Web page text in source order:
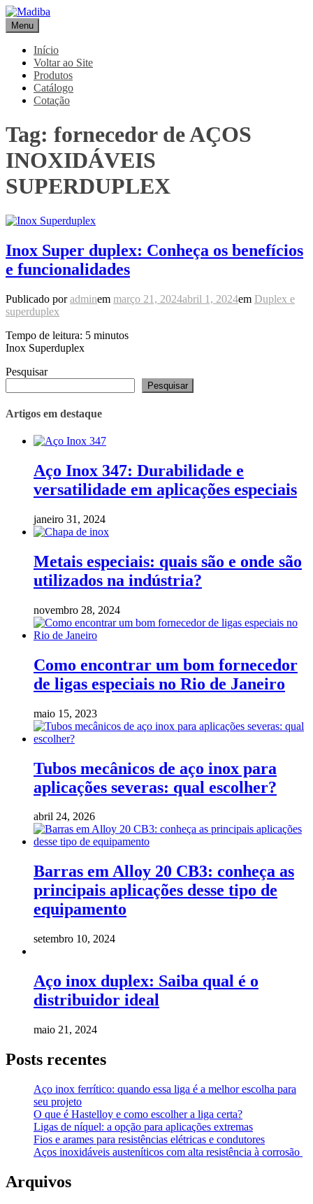
Pular
para
o
conteúdo
Madiba
Líder de Importação e Distribuição de Ligas Especiais
Menu
Início
Voltar ao Site
Produtos
Catálogo
Cotação
Tag: fornecedor de AÇOS
INOXIDÁVEIS
SUPERDUPLEX
Inox Super duplex: Conheça os benefícios
e funcionalidades
Publicado poradminem março 21, 2024abril 1, 2024em Duplex e
superduplex
Tempo de leitura: 5 minutos
Inox Superduplex
Pesquisar
Pesquisar
Artigos em destaque
Aço Inox 347: Durabilidade e
versatilidade em aplicações especiais
janeiro 31, 2024
Metais especiais: quais são e onde são
utilizados na indústria?
novembro 28, 2024
Como encontrar um bom fornecedor
de ligas especiais no Rio de Janeiro
maio 15, 2023
Tubos mecânicos de aço inox para
aplicações severas: qual escolher?
abril 24, 2026
Barras em Alloy 20 CB3: conheça as
principais aplicações desse tipo de
equipamento
setembro 10, 2024
Aço inox duplex: Saiba qual é o
distribuidor ideal
maio 21, 2024
Posts recentes
Aço inox ferrítico: quando essa liga é a melhor escolha para
seu projeto
O que é Hastelloy e como escolher a liga certa?
Ligas de níquel: a opção para aplicações extremas
Fios e arames para resistências elétricas e condutores
Aços inoxidáveis austeníticos com alta resistência à corrosão
Arquivos